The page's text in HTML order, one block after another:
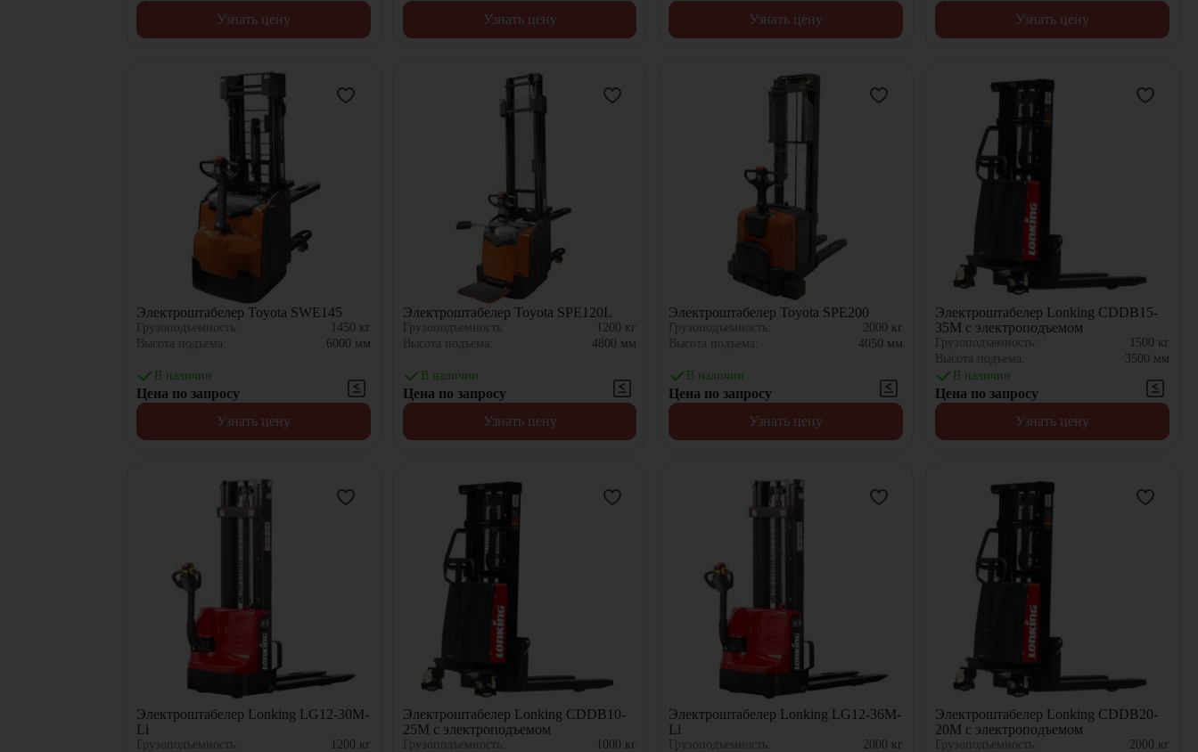
Узнать цену
Узнать цену
Узнать цену
Узнать цену
Электроштабелер Toyota SWE145
Грузоподъемность: 1450 кг
Высота подъема:
6000 мм
В наличии
Цена по запросу
Узнать цену
Электроштабелер Toyota SPE120L
Грузоподъемность: 1200 кг
Высота подъема:
4800 мм
В наличии
Цена по запросу
Узнать цену
Электроштабелер Toyota SPE200
Грузоподъемность: 2000 кг
Высота подъема:
4050 мм
В наличии
Цена по запросу
Узнать цену
Электроштабелер Lonking CDDB15-
35M с электроподъемом
Грузоподъемность: 1500 кг
Высота подъема:
3500 мм
В наличии
Цена по запросу
Узнать цену
Электроштабелер Lonking LG12-30M-
Li
Грузоподъемность: 1200 кг
Электроштабелер Lonking CDDB10-
25M с электроподъемом
Грузоподъемность: 1000 кг
Электроштабелер Lonking LG12-36M-
Li
Грузоподъемность: 2000 кг
Электроштабелер Lonking CDDB20-
20M с электроподъемом
Грузоподъемность: 2000 кг